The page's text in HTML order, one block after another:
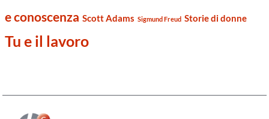
e conoscenza Scott Adams Sigmund Freud Storie di donne
Tu e il lavoro